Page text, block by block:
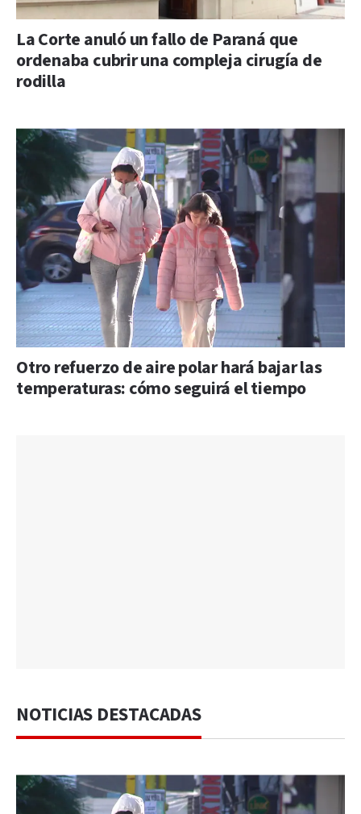
La Corte anuló un fallo de Paraná que
ordenaba cubrir una compleja cirugía de
rodilla
Otro refuerzo de aire polar hará bajar las
temperaturas: cómo seguirá el tiempo
NOTICIAS DESTACADAS